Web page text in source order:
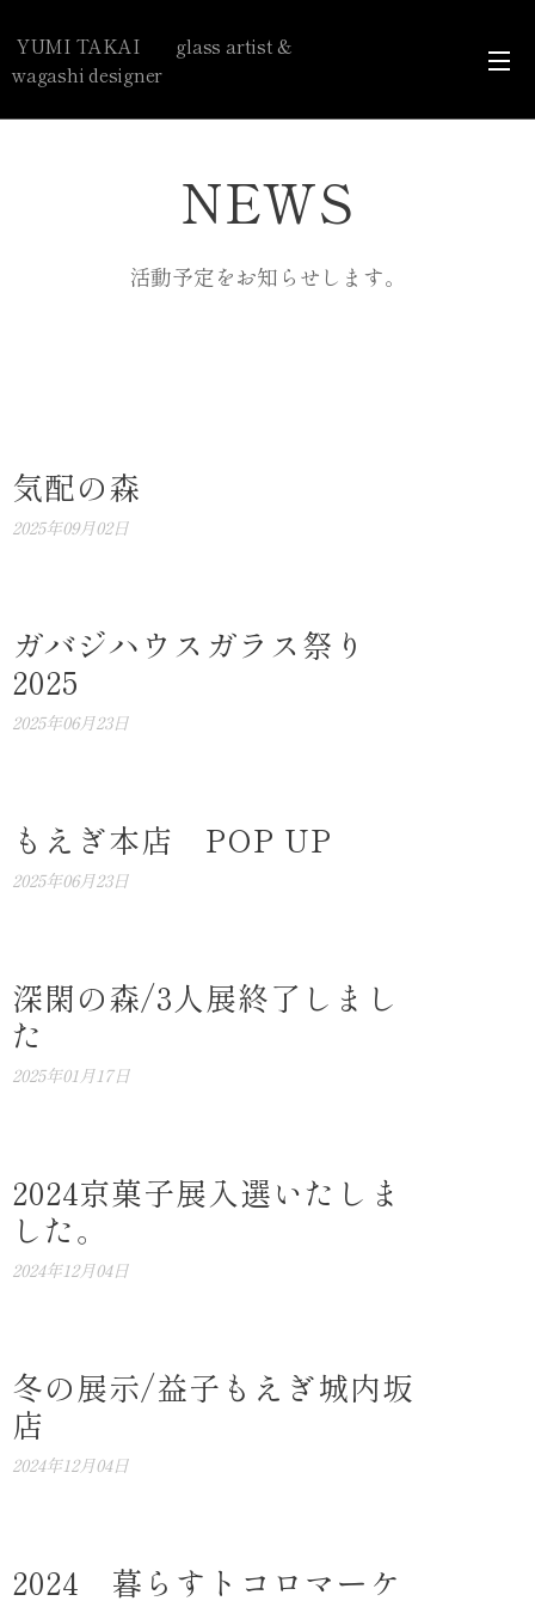
YUMI TAKAI glass artist &
wagashi designer
NEWS
活動予定をお知らせします。
気配の森
2025年09月02日
ガバジハウスガラス祭り
2025
2025年06月23日
もえぎ本店 POP UP
2025年06月23日
深閑の森/3人展終了しまし
た
2025年01月17日
2024京菓子展入選いたしま
した。
2024年12月04日
冬の展示/益子もえぎ城内坂
店
2024年12月04日
2024 暮らすトコロマーケ